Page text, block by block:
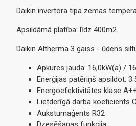
Daikin invertora tipa zemas
Apsildāmā platība: līdz 400m2.
Daikin Altherma 3 gaiss - ūdens
Apkures jauda: 16,0kW(a) /
Enerģijas patēriņš apsildot:
Energoefektivitātes klase
Lietderīgā darba koeficients
Aukstumaģents R32